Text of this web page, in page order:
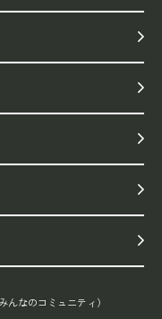
んなのコミュニティ）